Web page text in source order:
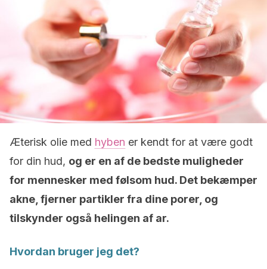
Æterisk olie med hyben er kendt for at være godt
for din hud, og er en af ​​de bedste muligheder
for mennesker med følsom hud. Det bekæmper
akne, fjerner partikler fra dine porer, og
tilskynder også helingen af ​​ar.
Hvordan bruger jeg det?